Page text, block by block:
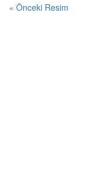
« Önceki Resim